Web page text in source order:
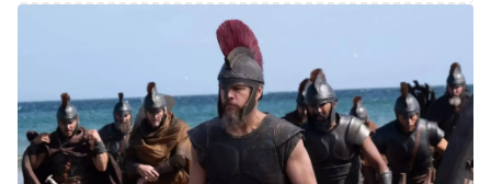
временем, пространством и зрительскими ожиданиями,
на сей раз оставил свой яркий авторский почерк за
кадром. Кинокритик Ксения Балюк разбирается, как
«Одиссея» стала буквальным олицетворением
троянского коня